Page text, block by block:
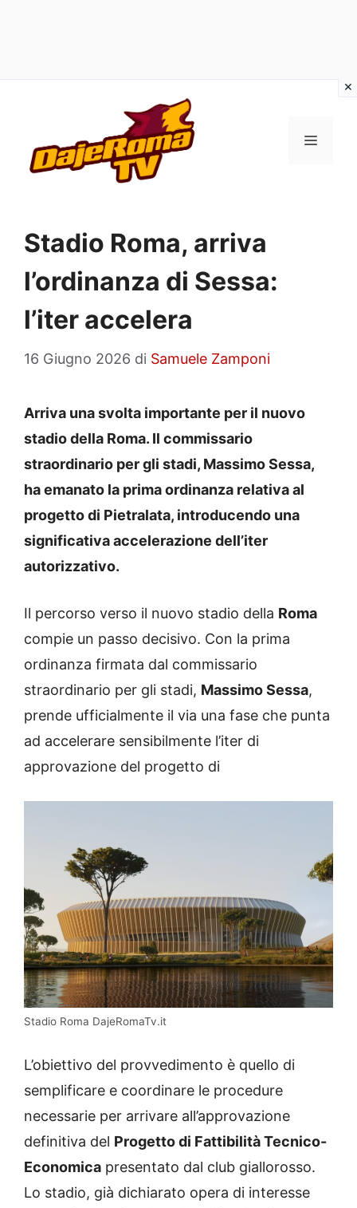
contenuto
MENU
Stadio Roma, arriva
l’ordinanza di Sessa:
l’iter accelera
16 Giugno 2026 di Samuele Zamponi
Arriva una svolta importante per il nuovo
stadio della Roma. Il commissario
straordinario per gli stadi, Massimo Sessa,
ha emanato la prima ordinanza relativa al
progetto di Pietralata, introducendo una
significativa accelerazione dell’iter
autorizzativo.
Il percorso verso il nuovo stadio della Roma
compie un passo decisivo. Con la prima
ordinanza firmata dal commissario
straordinario per gli stadi, Massimo Sessa,
prende ufficialmente il via una fase che punta
ad accelerare sensibilmente l’iter di
approvazione del progetto di
Stadio Roma DajeRomaTv.it
L’obiettivo del provvedimento è quello di
semplificare e coordinare le procedure
necessarie per arrivare all’approvazione
definitiva del Progetto di Fattibilità Tecnico-
Economica presentato dal club giallorosso.
Lo stadio, già dichiarato opera di interesse